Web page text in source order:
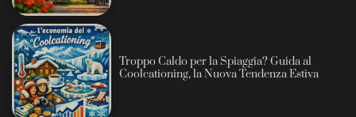
Troppo Caldo per la Spiaggia? Guida al
Coolcationing, la Nuova Tendenza Estiva